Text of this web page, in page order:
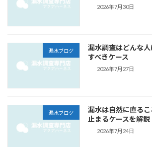
2026年7月30日
漏水ブログ
漏水調査はどんな
すべきケース
2026年7月27日
漏水ブログ
漏水は自然に直る
止まるケースを解説
2026年7月24日